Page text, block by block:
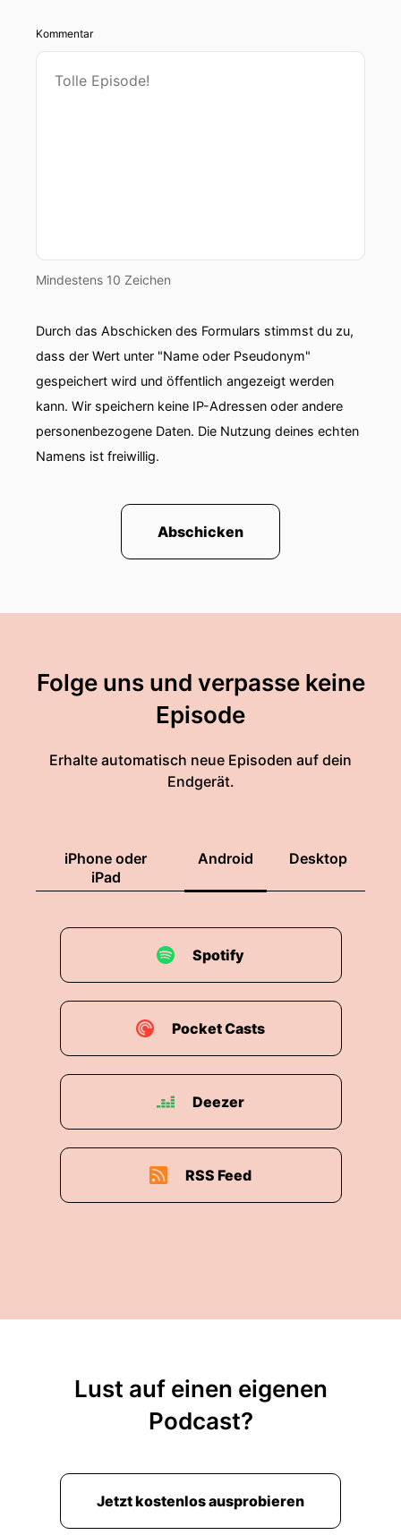
Kommentar
Mindestens 10 Zeichen
Durch das Abschicken des Formulars stimmst du zu,
dass der Wert unter "Name oder Pseudonym"
gespeichert wird und öffentlich angezeigt werden
kann. Wir speichern keine IP-Adressen oder andere
personenbezogene Daten. Die Nutzung deines echten
Namens ist freiwillig.
Abschicken
Folge uns und verpasse keine
Episode
Erhalte automatisch neue Episoden auf dein
Endgerät.
iPhone oder
iPad
Android Desktop
Spotify
Pocket Casts
Deezer
RSS Feed
Lust auf einen eigenen
Podcast?
Jetzt kostenlos ausprobieren